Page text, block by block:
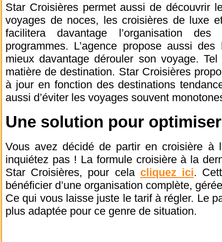
Star Croisières permet aussi de découvrir
voyages de noces, les croisières de luxe
facilitera davantage l’organisation
programmes. L’agence propose aussi
mieux davantage dérouler son voyage.
matière de destination. Star Croisières
à jour en fonction des destinations
aussi d’éviter les voyages souvent
Une solution pour
Vous avez décidé de partir en croisière à
inquiétez pas ! La formule croisière à la
Star Croisières, pour cela cliquez ici.
bénéficier d’une organisation complète,
Ce qui vous laisse juste le tarif à régler. Le
plus adaptée pour ce genre de situation.